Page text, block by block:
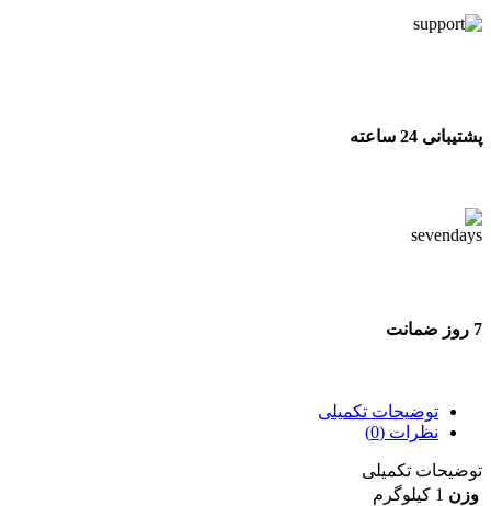
پشتیبانی 24 ساعته
7 روز ضمانت
توضیحات تکمیلی
نظرات (0)
توضیحات تکمیلی
وزن 1 کیلوگرم